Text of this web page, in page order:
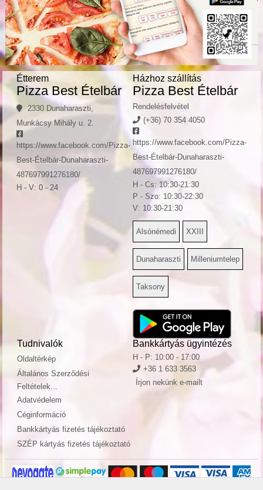
Étterem
Pizza Best Ételbár
2330 Dunaharaszti,
Munkácsy Mihály u. 2.
https://www.facebook.com/Pizza-
Best-Ételbár-Dunaharaszti-
487697991276180/
H - V: 0 - 24
Házhoz szállítás
Pizza Best Ételbár
Rendelésfelvétel
(+36) 70 354 4050
https://www.facebook.com/Pizza-
Best-Ételbár-Dunaharaszti-
487697991276180/
H - Cs: 10:30-21:30
P - Szo: 10:30-22:30
V: 10:30-21:30
Alsónémedi XXIII
Dunaharaszti Milleniumtelep
Taksony
Tudnivalók
Oldaltérkép
Általános Szerződési
Feltételek...
Adatvédelem
Céginformáció
Bankkártyás fizetés tájékoztató
SZÉP kártyás fizetés tájékoztató
Bankkártyás ügyintézés
H - P: 10:00 - 17:00
+36 1 633 3563
Írjon nekünk e-mailt